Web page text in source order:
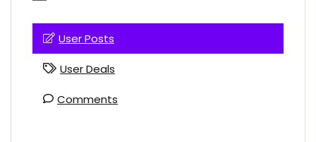
User Posts
User Deals
Comments